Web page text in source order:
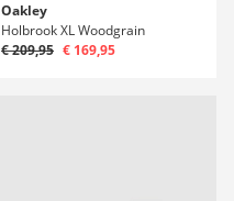
Oakley
Holbrook XL Woodgrain
€ 209,95 € 169,95